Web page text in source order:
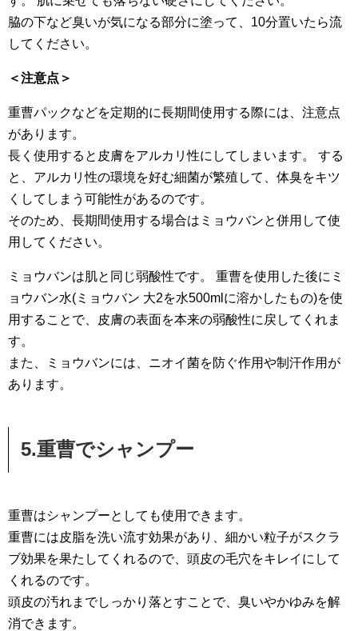
脇の下など臭いが気になる部分に塗って、10分置いたら流
してください。
＜注意点＞
重曹パックなどを定期的に長期間使用する際には、注意点
があります。
長く使用すると皮膚をアルカリ性にしてしまいます。 する
と、アルカリ性の環境を好む細菌が繁殖して、体臭をキツ
くしてしまう可能性があるのです。
そのため、長期間使用する場合はミョウバンと併用して使
用してください。
ミョウバンは肌と同じ弱酸性です。 重曹を使用した後にミ
ョウバン水(ミョウバン 大2を水500mlに溶かしたもの)を使
用することで、皮膚の表面を本来の弱酸性に戻してくれま
す。
また、ミョウバンには、ニオイ菌を防ぐ作用や制汗作用が
あります。
5.重曹でシャンプー
重曹はシャンプーとしても使用できます。
重曹には皮脂を洗い流す効果があり、細かい粒子がスクラ
ブ効果を果たしてくれるので、頭皮の毛穴をキレイにして
くれるのです。
頭皮の汚れまでしっかり落とすことで、臭いやかゆみを解
消できます。